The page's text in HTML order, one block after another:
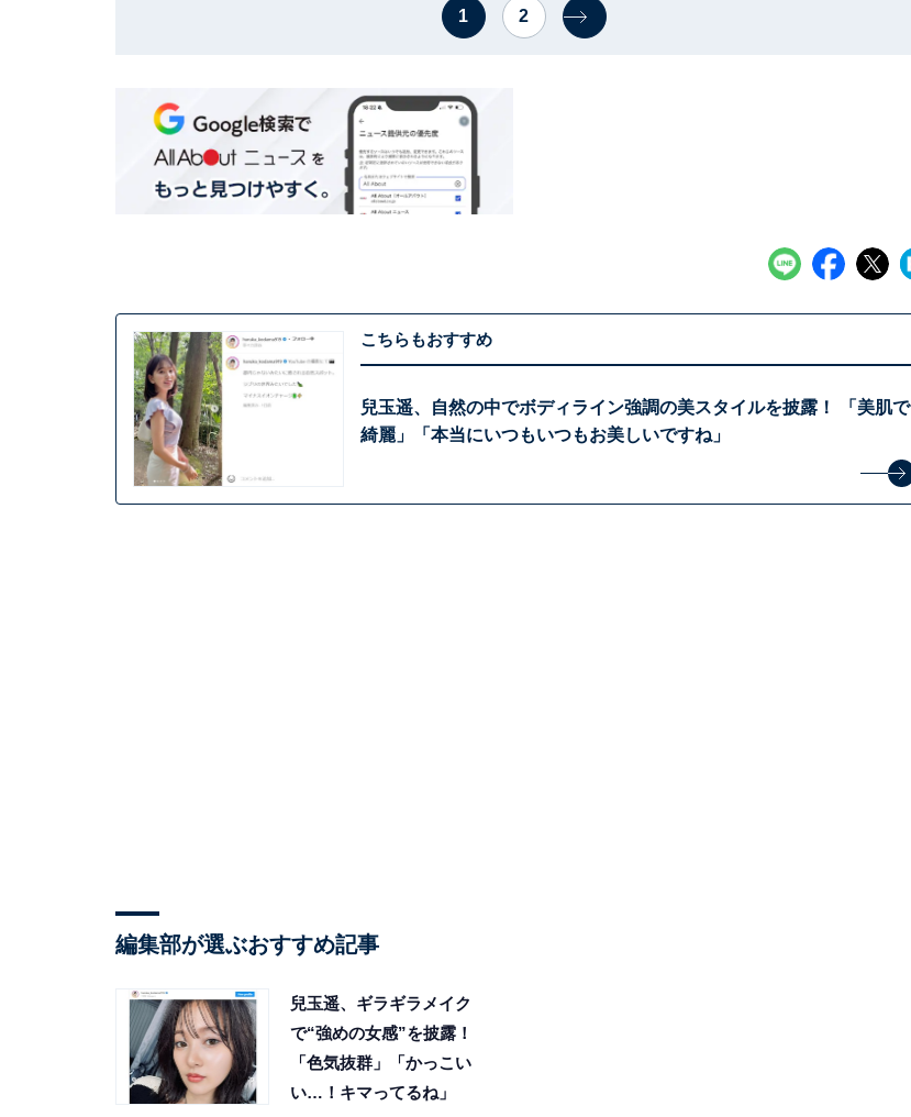
1 2
こちらもおすすめ
兒玉遥、自然の中でボディライン強調の美スタイルを披露！ 「美肌で
綺麗」「本当にいつもいつもお美しいですね」
編集部が選ぶおすすめ記事
兒玉遥、ギラギラメイク
で“強めの女感”を披露！
「色気抜群」「かっこい
い…！キマってるね」